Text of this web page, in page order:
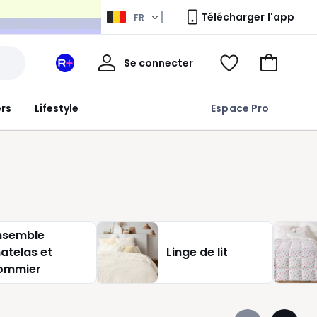
FR Télécharger l'app
Lifestyle Espace Pro
Mon
Redoute
Se connecter
Mon
Voir
Aller
et
Linge de lit